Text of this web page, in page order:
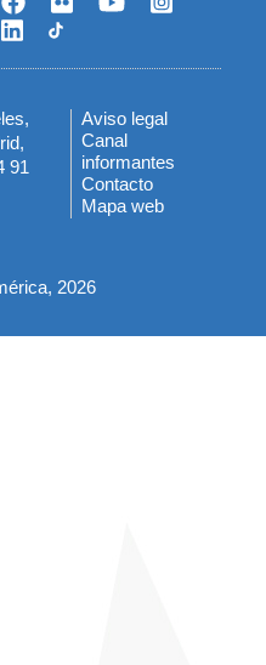
91
Menú
del
pie
Aviso legal
Canal
informantes
Contacto
Mapa web
2026